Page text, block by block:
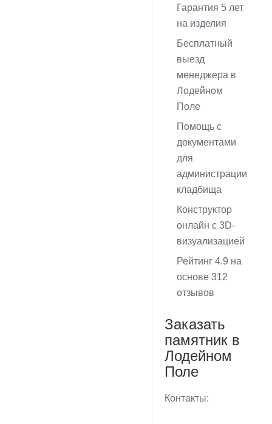
Гарантия 5 лет
на изделия
Бесплатный
выезд
менеджера в
Лодейном
Поле
Помощь с
документами
для
администрации
кладбища
Конструктор
онлайн с 3D-
визуализацией
Рейтинг 4.9 на
основе 312
отзывов
Заказать
памятник в
Лодейном
Поле
Контакты: